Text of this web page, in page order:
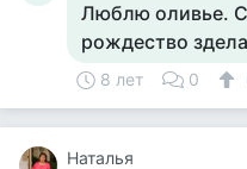
Люблю оливье.
рождество
8 лет 0
Наталья